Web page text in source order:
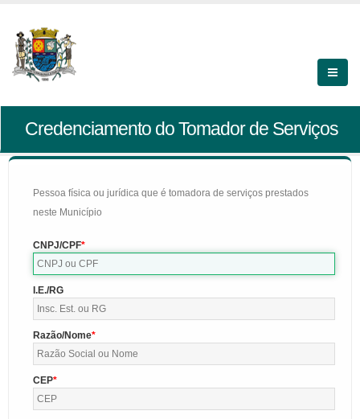
Credenciamento do Tomador de Serviços
Pessoa física ou jurídica que é tomadora de serviços prestados
neste Município
CNPJ/CPF
I.E./RG
Razão/Nome
CEP